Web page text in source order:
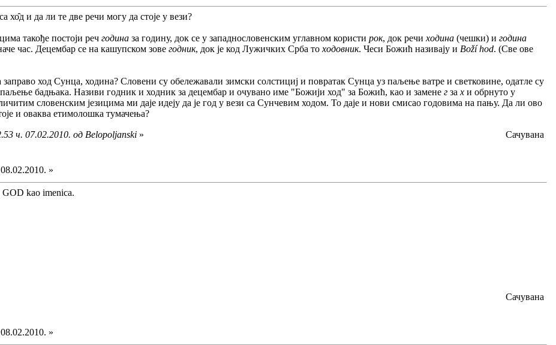
хо̑д и да ли те две речи могу да стоје у вези?
такође постоји реч година за годину, док се у западнословенским углавном користи рок, док речи ходина (чешки) и година
час. Децембар се на кашупском зове годник, док је код Лужичких Срба то ходовник. Чеси Божић називају и Boží hod. (Све ове
заправо ход Сунца, ходина? Словени су обележавали зимски солстициј и повратак Сунца уз паљење ватре и светковине, одатле су
бадњака. Називи годник и ходник за децембар и очувано име "Божији ход" за Божић, као и замене г за х и обрнуто у
словенским језицима ми даје идеју да је год у вези са Сунчевим ходом. То даје и нови смисао годовима на пању. Да ли ово
и оваква етимолошка тумачења?
ч. 07.02.2010. од Belopoljanski » Сачувана
»
GOD kao imenica.
Сачувана
»